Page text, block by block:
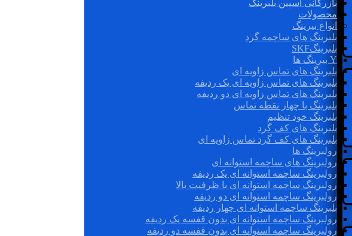
بازرگانی اسپین بلبرینگ
محصولات
انواع بیرینگ
بلبرینگ های ساچمه گرد
بلبرینگSKF
Y بیرینگ ها
بلبرینگ های تماس زاویه ای
بلبرینگ های تماس زاویه ای یک ردیفه
بلبرینگ های تماس زاویه ای دو ردیفه
بلبرینگ با چهار نقطه تماس
بلبرینگ خود تنظیم
بلبرینگ های کف گرد
بلبرینگ های کف گرد تماس زاویه ای
رولبرینگ ها
رولبرینگ های ساچمه استوانه ای
رولبرینگ ساچمه استوانه ای یک ردیفه
رولبرینگ ساچمه استوانه ای با ظرفیت بالا
رولبرینگ ساچمه استوانه ای دو ردیفه
بلبرینگ ساچمه استوانه ای چهار ردیفه
رولبرینگ ساچمه استوانه ای بدون قفسه یک ردیفه
رولبرینگ ساچمه استوانه ای بدون قفسه دو ردیفه